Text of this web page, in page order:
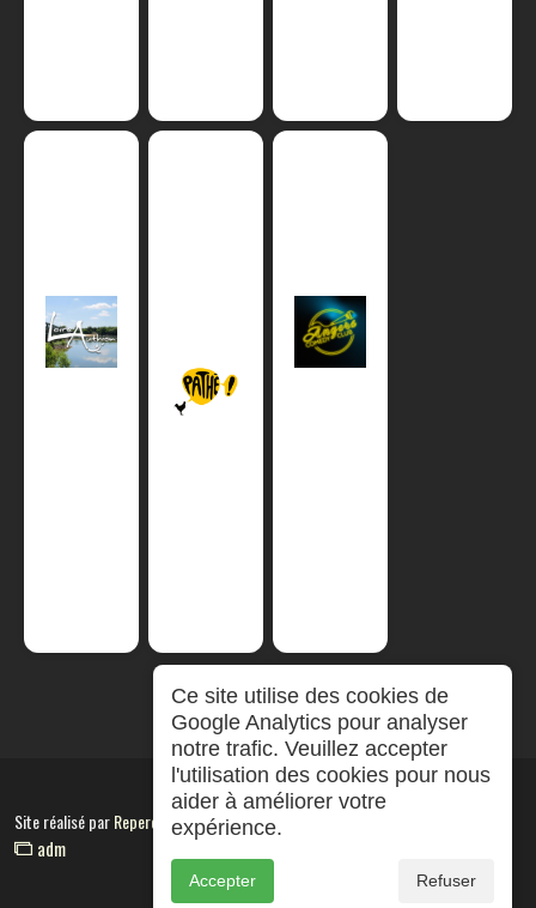
Site réalisé parRepereCom
adm
Ce site utilise des cookies de
Google Analytics pour analyser
notre trafic. Veuillez accepter
l'utilisation des cookies pour nous
aider à améliorer votre
expérience.
Accepter Refuser